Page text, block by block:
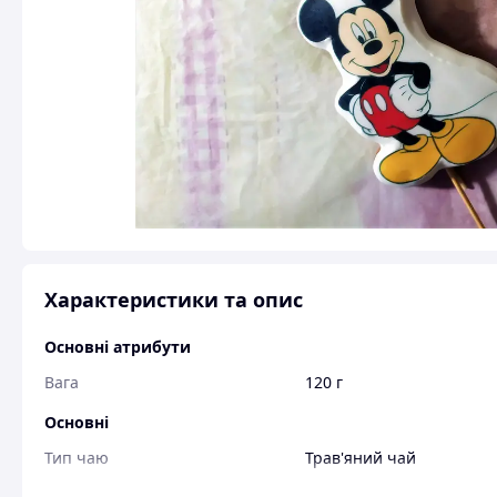
Характеристики та опис
Основні атрибути
Вага
120 г
Основні
Тип чаю
Трав'яний чай